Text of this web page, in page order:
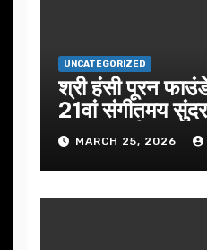
UNCATEGORIZED
श्री हंसी पूरन
21वां संगीतमय
सफलतापूर्वक संपन्न
MARCH 25, 2026